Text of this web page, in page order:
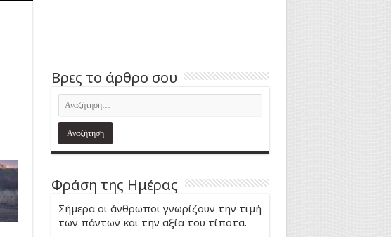
Βρες το άρθρο σου
Φράση της Ημέρας
Σήμερα οι άνθρωποι γνωρίζουν την τιμή
των πάντων και την αξία του τίποτα.